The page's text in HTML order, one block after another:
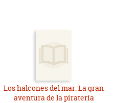
Los halcones del mar: La gran
aventura de la piratería